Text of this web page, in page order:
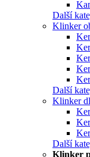
Další
Klinker
Další
Klinker
Další
Klinker